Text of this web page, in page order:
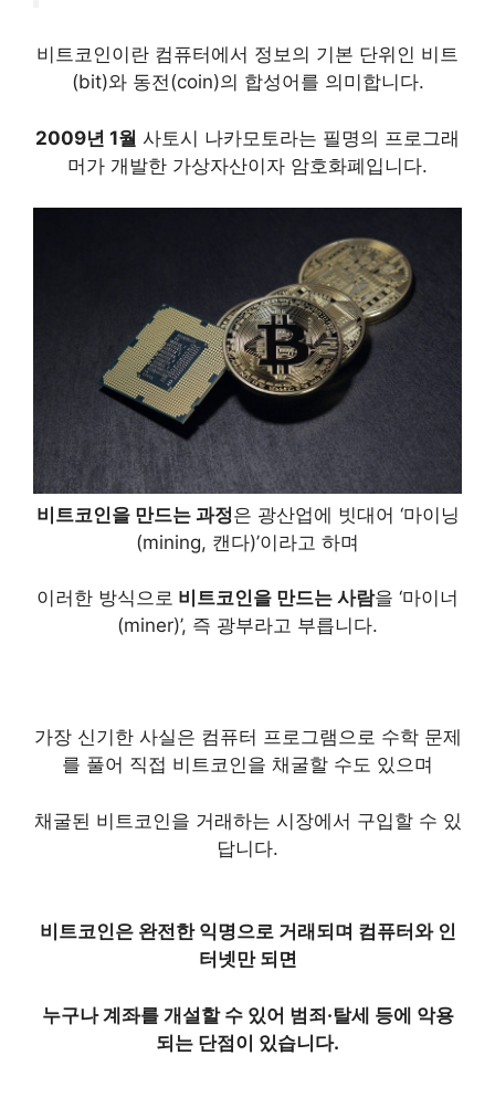
비트코인이란 컴퓨터에서 정보의 기본 단위인 비트
(bit)와 동전(coin)의 합성어 를 의미합니다.
2009년 1월 사토시 나카모토라는 필명의 프로그래
머가 개발한 가상자산이자 암호화폐입니다.
비트코인을 만드는 과정은 광산업에 빗대어 ‘마이닝
(mining, 캔다)’이라고 하며
이러한 방식으로 비트코인을 만드는 사람을 ‘마이너
(miner)’, 즉 광부라고 부릅니다.
가장 신기한 사실은 컴퓨터 프로그램으로 수학 문제
를 풀어 직접 비트코인을 채굴할 수도 있으며
채굴된 비트코인을 거래하는 시장에서 구입할 수 있
답니다.
비트코인은 완전한 익명으로 거래되며 컴퓨터와 인
터넷만 되면
누구나 계좌를 개설할 수 있어 범죄·탈세 등에 악용
되는 단점이 있습니다.